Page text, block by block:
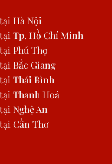
Hà Nội
Tp. Hồ Chí Minh
Phú Thọ
Bắc Giang
Thái Bình
Thanh Hoá
Nghệ An
Cần Thơ